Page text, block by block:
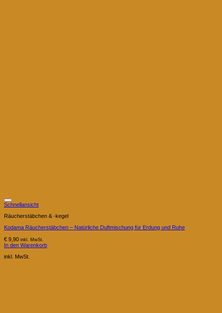
Schnellansicht
Räucherstäbchen & -kegel
Kodama Räucherstäbchen – Natürliche Duftmischung für Erdung und Ruhe
€ 9,90 inkl. MwSt.
In den Warenkorb
inkl. MwSt.